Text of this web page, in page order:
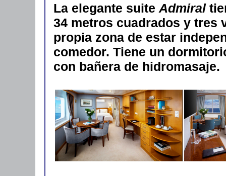
La elegante suite Admiral
34 metros cuadrados y tres
propia zona de estar
comedor. Tiene un
con bañera de hidromasaje.